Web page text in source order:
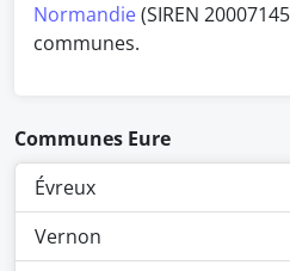
Normandie(SIREN
communes.
Communes Eure
Évreux
Vernon